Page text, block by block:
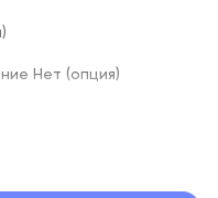
Нет (опция)